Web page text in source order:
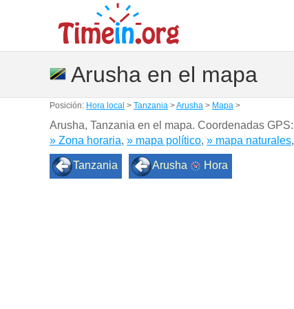
Arusha en el mapa
Posición: Hora local > Tanzania >Arusha > Mapa >
Arusha, Tanzania en el mapa. Coordenadas GPS:
» Zona horaria, » mapa político, » mapa naturales,
Tanzania Arusha Hora